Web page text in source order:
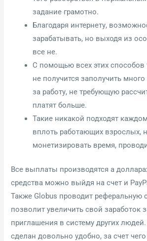
задание грамотно.
Благодаря интернету,
зарабатывать, но выходя из
все не.
С помощью всех этих способов
не получится заполучить
за работу, не требующую
платят больше.
Такие никакой подходят
вплоть работающих взрослых,
монетизировать время,
Все выплаты производятся а
средства можно выйдя на счет и
Также Globus проводит реферальную
позволит увеличить свой заработок
приглашения в систему других людей.
сделан довольно удобно, за счет